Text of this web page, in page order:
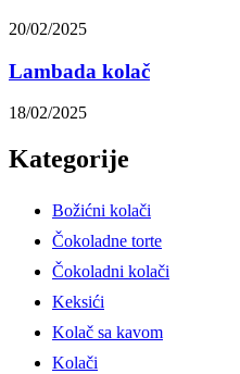
20/02/2025
Lambada kolač
18/02/2025
Kategorije
Božićni kolači
Čokoladne torte
Čokoladni kolači
Keksići
Kolač sa kavom
Kolači